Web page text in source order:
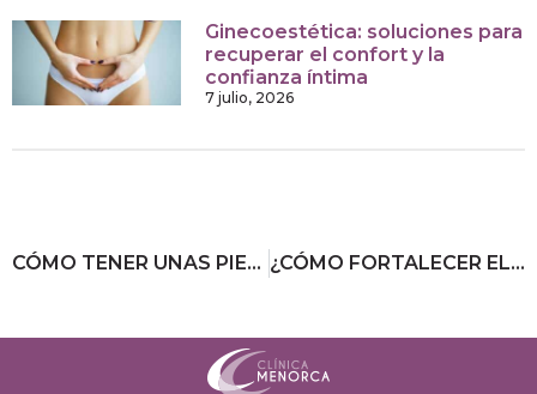
Ginecoestética: soluciones para
recuperar el confort y la
confianza íntima
7 julio, 2026
CÓMO TENER UNAS PIERNAS BONITAS Y PERFECTAS ¿CÓMO FORTALECER EL SISTEMA INMUNOLÓGICO?